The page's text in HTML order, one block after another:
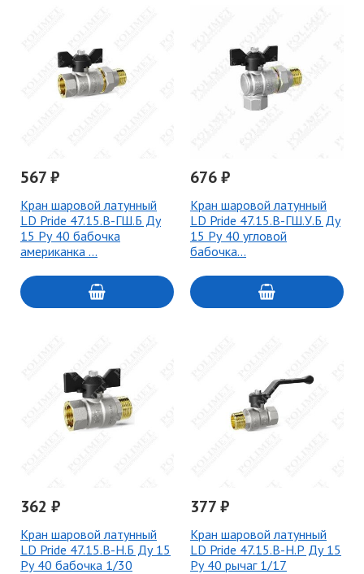
567 ₽
Кран шаровой латунный
LD Pride 47.15.В-ГШ.Б Ду
15 Ру 40 бабочка
американка …
676 ₽
Кран шаровой латунный
LD Pride 47.15.В-ГШ.У.Б Ду
15 Ру 40 угловой
бабочка…
362 ₽
Кран шаровой латунный
LD Pride 47.15.В-Н.Б Ду 15
Ру 40 бабочка 1/30
377 ₽
Кран шаровой латунный
LD Pride 47.15.В-Н.Р Ду 15
Ру 40 рычаг 1/17